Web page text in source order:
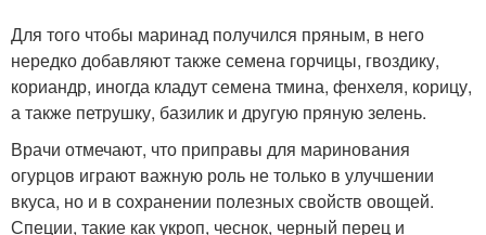
Для того чтобы маринад получился пряным, в него
нередко добавляют также семена горчицы, гвоздику,
кориандр, иногда кладут семена тмина, фенхеля, корицу,
а также петрушку, базилик и другую пряную зелень.
Врачи отмечают, что приправы для маринования
огурцов играют важную роль не только в улучшении
вкуса, но и в сохранении полезных свойств овощей.
Специи, такие как укроп, чеснок, черный перец и